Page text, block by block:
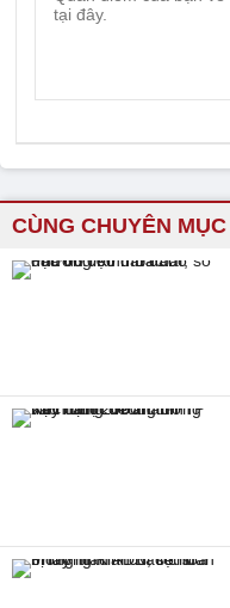
CÙNG CHUYÊN MỤC